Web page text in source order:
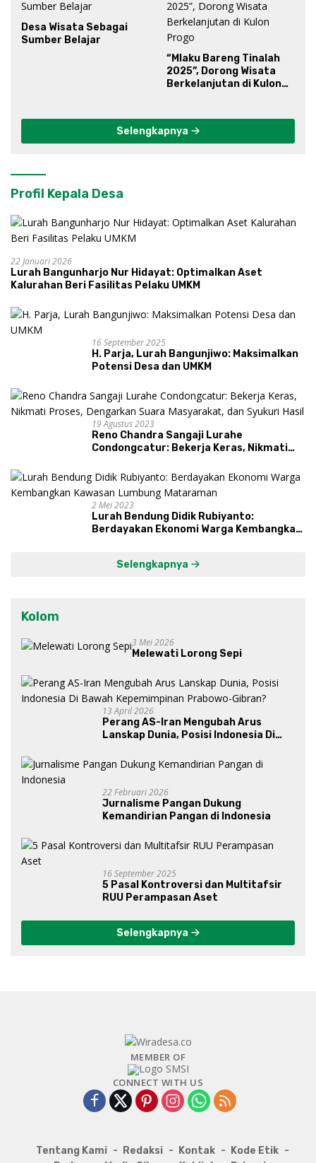
Desa Wisata Sebagai
Sumber Belajar
“Mlaku Bareng Tinalah
2025”, Dorong Wisata
Berkelanjutan di Kulon
Selengkapnya
Profil Kepala Desa
22 Januari 2026
Lurah Bangunharjo Nur Hidayat: Optimalkan Aset
Kalurahan Beri Fasilitas Pelaku UMKM
16 September 2025
H. Parja, Lurah Bangunjiwo: Maksimalkan
Potensi Desa dan UMKM
19 Agustus 2023
Reno Chandra Sangaji Lurahe
Condongcatur: Bekerja Keras, Nikmati
dan Syukuri Hasil
2 Mei 2023
Lurah Bendung Didik Rubiyanto:
Berdayakan Ekonomi Warga Kembangkan
Selengkapnya
Kolom
3 Mei 2026
Melewati Lorong Sepi
13 April 2026
Perang AS-Iran Mengubah Arus
Lanskap Dunia, Posisi Indonesia Di
Gibran?
22 Februari 2026
Jurnalisme Pangan Dukung
Kemandirian Pangan di Indonesia
16 September 2025
5 Pasal Kontroversi dan Multitafsir
RUU Perampasan Aset
Selengkapnya
MEMBER OF
CONNECT WITH US
Tentang Kami Redaksi Kontak
Kode Etik